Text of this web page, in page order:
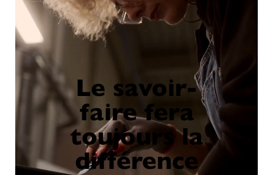
Le savoir-
faire fera
toujours la
différence